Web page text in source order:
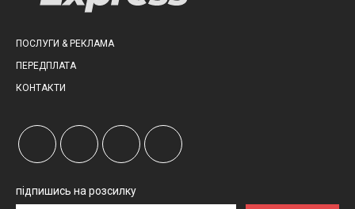
ПОСЛУГИ & РЕКЛАМА
ПЕРЕДПЛАТА
КОНТАКТИ
підпишись на розсилку